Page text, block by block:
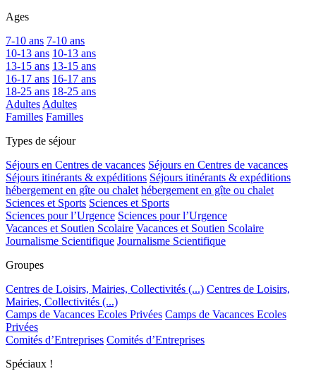
Ages
7-10 ans 7-10 ans
10-13 ans 10-13 ans
13-15 ans 13-15 ans
16-17 ans 16-17 ans
18-25 ans 18-25 ans
AdultesAdultes
Familles Familles
Types de séjour
Séjours en Centres de vacances Séjours en Centres de vacances
Séjours itinérants & expéditions Séjours itinérants & expéditions
hébergement en gîte ou chalet hébergement en gîte ou chalet
Sciences et Sports Sciences et Sports
Sciences pour l’Urgence Sciences pour l’Urgence
Vacances et Soutien Scolaire Vacances et Soutien Scolaire
Journalisme Scientifique Journalisme Scientifique
Groupes
Centres de Loisirs, Mairies, Collectivités (...) Centres de Loisirs,
Mairies, Collectivités (...)
Camps de Vacances Ecoles Privées Camps de Vacances Ecoles
Privées
Comités d’Entreprises Comités d’Entreprises
Spéciaux !